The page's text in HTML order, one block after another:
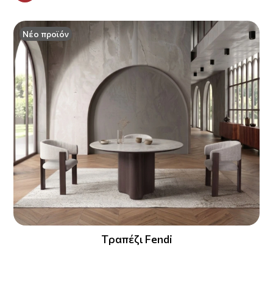
Νέο προϊόν
Tραπέζι Fendi